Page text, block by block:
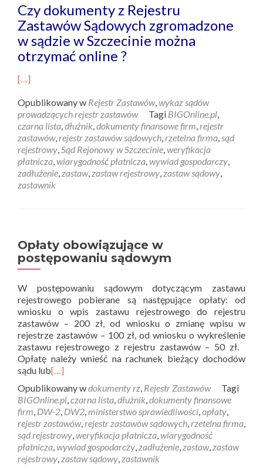
Czy dokumenty z Rejestru
Zastawów Sądowych zgromadzone
w sądzie w Szczecinie można
otrzymać online ?
[…]
Opublikowany w Rejestr Zastawów,wykaz sądów
prowadzących rejestr zastawów
Tagi BIGOnline.pl,
czarna lista,dłużnik,dokumenty finansowe firm,rejestr
zastawów,rejestr zastawów sądowych,rzetelna firma,sąd
rejestrowy,Sąd Rejonowy w Szczecinie,weryfikacja
płatnicza,wiarygodność płatnicza,wywiad gospodarczy,
zadłużenie,zastaw,zastaw rejestrowy,zastaw sądowy,
zastawnik
Opłaty obowiązujące w
postępowaniu sądowym
W postępowaniu sądowym dotyczącym zastawu
rejestrowego pobierane są następujące opłaty: od
wniosku o wpis zastawu rejestrowego do rejestru
zastawów – 200 zł, od wniosku o zmianę wpisu w
rejestrze zastawów – 100 zł, od wniosku o wykreślenie
zastawu rejestrowego z rejestru zastawów – 50 zł.
Opłatę należy wnieść na rachunek bieżący dochodów
sądu lub[…]
Opublikowany wdokumenty rz, Rejestr Zastawów
Tagi
BIGOnline.pl,czarna lista,dłużnik,dokumenty finansowe
firm, DW-2, DW2,ministerstwo sprawiedliwości,opłaty,
rejestr zastawów,rejestr zastawów sądowych,rzetelna firma,
sąd rejestrowy,weryfikacja płatnicza,wiarygodność
płatnicza,wywiad gospodarczy,zadłużenie,zastaw,zastaw
rejestrowy,zastaw sądowy,zastawnik